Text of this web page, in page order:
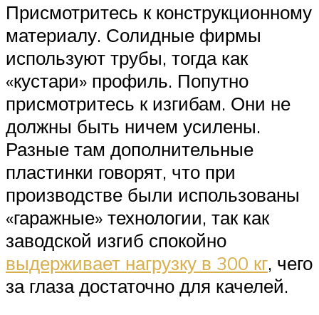
Присмотритесь к конструкционному
материалу. Солидные фирмы
используют трубы, тогда как
«кустари» профиль. Попутно
присмотритесь к изгибам. Они не
должны быть ничем усилены.
Разные там дополнительные
пластинки говорят, что при
производстве были использованы
«гаражные» технологии, так как
заводской изгиб спокойно
выдерживает нагрузку в 300 кг, чего
за глаза достаточно для качелей.